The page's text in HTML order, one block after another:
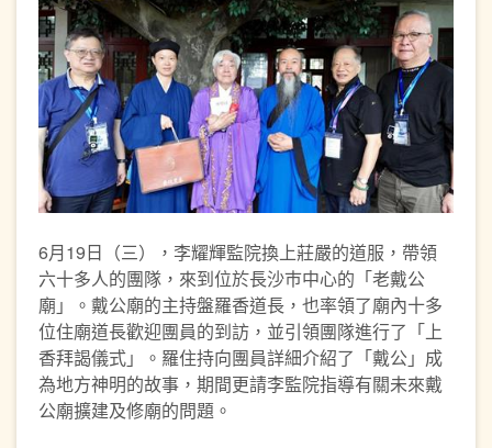
6月19日（三），李耀輝監院換上莊嚴的道服，帶領
六十多人的團隊，來到位於長沙巿中心的「老戴公
廟」。戴公廟的主持盤羅香道長，也率領了廟內十多
位住廟道長歡迎團員的到訪，並引領團隊進行了「上
香拜謁儀式」。羅住持向團員詳細介紹了「戴公」成
為地方神明的故事，期間更請李監院指導有關未來戴
公廟擴建及修廟的問題。